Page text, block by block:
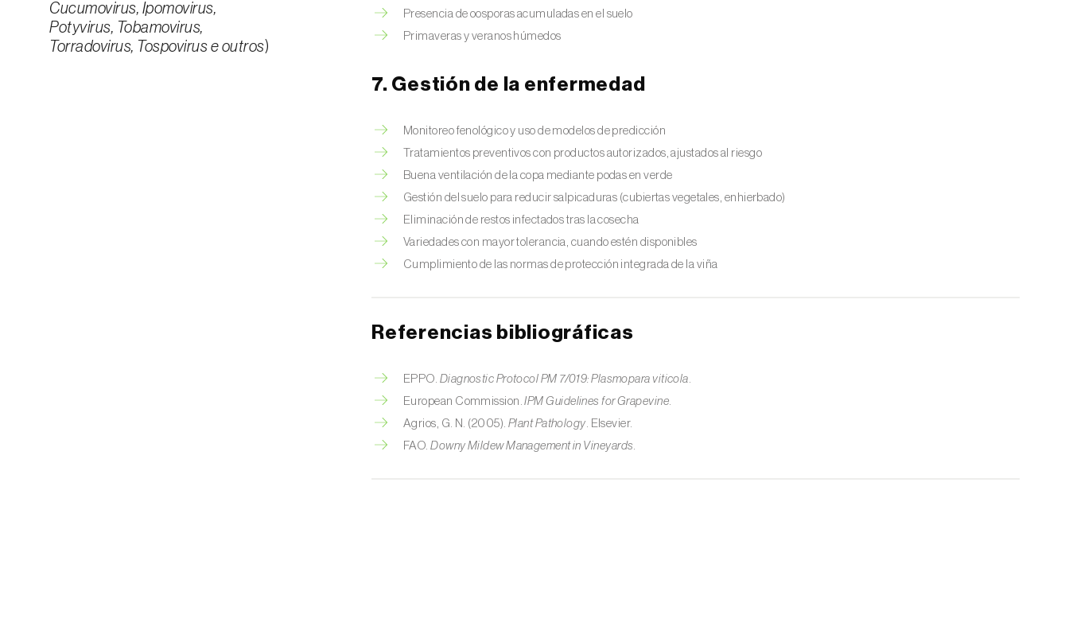
Cucumovirus, Ipomovirus,
Potyvirus, Tobamovirus,
Torradovirus, Tospovirus e outros)
Presencia de oosporas acumuladas en el suelo
Primaveras y veranos húmedos
7. Gestión de la enfermedad
Monitoreo fenológico y uso de modelos de predicción
Tratamientos preventivos con productos autorizados, ajustados al riesgo
Buena ventilación de la copa mediante podas en verde
Gestión del suelo para reducir salpicaduras (cubiertas vegetales, enhierbado)
Eliminación de restos infectados tras la cosecha
Variedades con mayor tolerancia, cuando estén disponibles
Cumplimiento de las normas de protección integrada de la viña
Referencias bibliográficas
EPPO. Diagnostic Protocol PM 7/019: Plasmopara viticola
European Commission.IPM Guidelines for Grapevine
Agrios, G. N. (2005). Plant Pathology . Elsevier.
FAO.Downy Mildew Management in Vineyards